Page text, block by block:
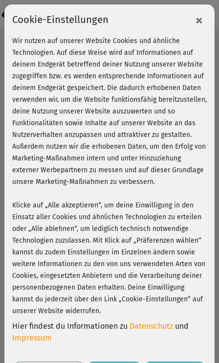
Wie messe ich meinen Erfolg
richtig?
Wer mit dem Training voll durchstartet, möchte
schnell Erfolge sehen. Zwei Einheiten Crunches
machen aber noch kein Sixpack, wie die
sprichwörtliche Schwalbe noch nicht den Sommer.
Wie so oft im Leben ist auch beim Messen deiner
Trainingserfolge Geduld gefragt. Wir haben ein paar
Tipps für dich gesammelt, wie dir das gelingt.
Cookie-Einstellungen ×
Wir nutzen auf unserer Website Cookies und ähnliche
Technologien. Auf diese Weise wird auf Informationen auf
deinem Endgerät betreffend deiner Nutzung unserer Website
zugegriffen bzw. es werden entsprechende Informationen auf
deinem Endgerät gespeichert. Die dadurch erhobenen Daten
verwenden wir, um die Website funktionsfähig bereitzustellen,
deine Nutzung unserer Website auszuwerten und so
Funktionalitäten sowie Inhalte auf unserer Website an das
Nutzerverhalten anzupassen und attraktiver zu gestalten.
Außerdem nutzen wir die erhobenen Daten, um den Erfolg von
Marketing-Maßnahmen intern und unter Hinzuziehung
externer Werbepartnern zu messen und auf dieser Grundlage
unsere Marketing-Maßnahmen zu verbessern.
Klicke auf „Alle akzeptieren“, um deine Einwilligung in den
Einsatz aller Cookies und ähnlichen Technologien zu erteilen
oder „Alle ablehnen“, um lediglich technisch notwendige
Technologien zuzulassen. Mit Klick auf „Präferenzen wählen“
kannst du zudem Einstellungen im Einzelnen ändern sowie
weitere Informationen zu den von uns verwendeten Arten von
Cookies, eingesetzten Anbietern und die Verarbeitung deiner
personenbezogenen Daten erhalten. Deine Einwilligung
kannst du jederzeit über den Link „Cookie-Einstellungen“ auf
unserer Website widerrufen.
Hier findest du Informationen zu Datenschutz und
Impressum